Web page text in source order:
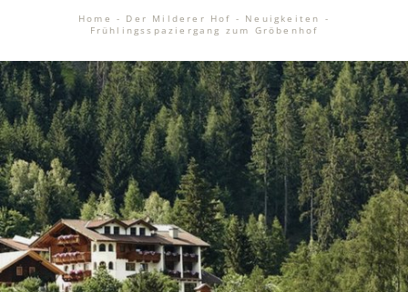
Home- Der Milderer Hof - Neuigkeiten -
Frühlingsspaziergang zum Gröbenhof